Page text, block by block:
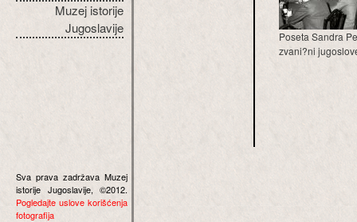
Muzej istorije
Jugoslavije
Sva prava zadržava Muzej
istorije Jugoslavije, ©2012.
Pogledajte uslove korišćenja
fotografija
Poseta Sandra
zvani?ni